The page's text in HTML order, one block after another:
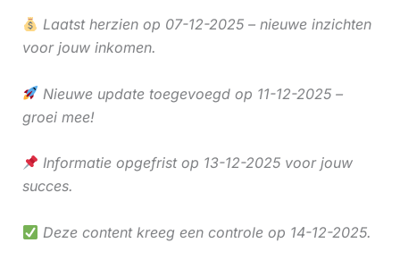
Laatst herzien op 07-12-2025 – nieuwe inzichten
voor jouw inkomen.
Nieuwe update toegevoegd op 11-12-2025 –
groei mee!
Informatie opgefrist op 13-12-2025 voor jouw
succes.
Deze content kreeg een controle op 14-12-2025.